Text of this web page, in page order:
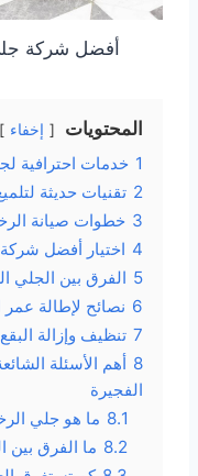
أفضل شركة
المحتويات إخفاء
1 خدمات احترافية
2 تقنيات حديثة
3 خطوات صيانة
4 اختيار أفضل
5 الفرق بين الجلي
6 نصائح لإطالة عمر
7 تنظيف وإزالة
8 أهم الأسئلة
الفجيرة
8.1 ما هو جلي
8.2 ما الفرق بين